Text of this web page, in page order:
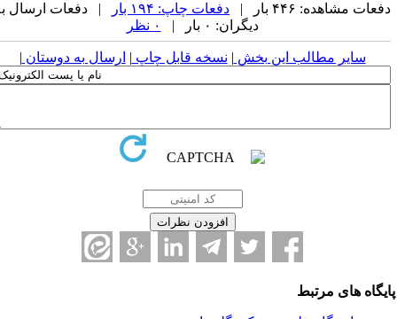
دفعات مشاهده: ۴۴۶ بار | دفعات چاپ: ۱۹۴ بار
| دفعات ارسال
دیگران: ۰ بار |
۰ نظر
سایر مطالب این بخش | نسخه قابل چاپ | ارسال به دوستان
های مرتبط